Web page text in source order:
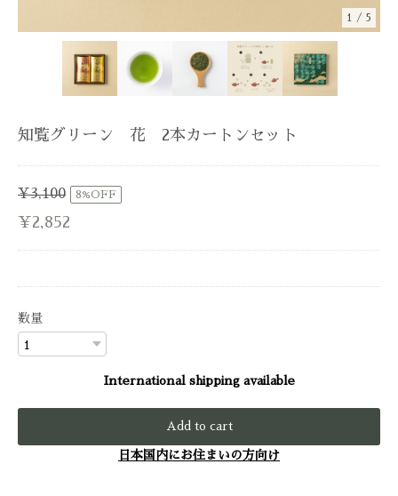
1 / 5
知覧グリーン 花 2本カートンセット
¥3,100 8%OFF
¥2,852
数量
International shipping available
Add to cart
日本国内にお住まいの方向け